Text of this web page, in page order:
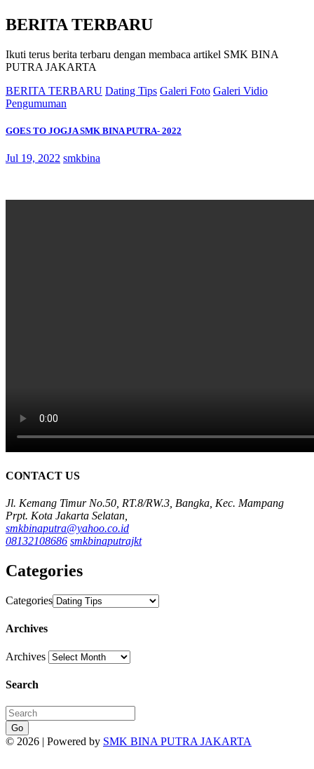
BERITA TERBARU
Ikuti terus berita terbaru dengan membaca artikel SMK BINA
PUTRA JAKARTA
BERITA TERBARU Dating Tips Galeri Foto Galeri Vidio
Pengumuman
GOES TO JOGJA SMK BINA PUTRA- 2022
Jul 19, 2022 smkbina
CONTACT US
Jl. Kemang Timur No.50, RT.8/RW.3, Bangka, Kec. Mampang
Prpt. Kota Jakarta Selatan,
smkbinaputra@yahoo.co.id
08132108686 smkbinaputrajkt
Categories
Categories
Archives
Archives
Search
Go
© 2026 | Powered by SMK BINA PUTRA JAKARTA